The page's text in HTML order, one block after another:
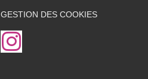
GESTION DES COOKIES